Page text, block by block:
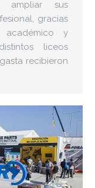
sus
gracias
académico y
liceos
recibieron